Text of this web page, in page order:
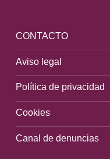
CONTACTO
Aviso legal
Política de privacidad
Cookies
Canal de denuncias